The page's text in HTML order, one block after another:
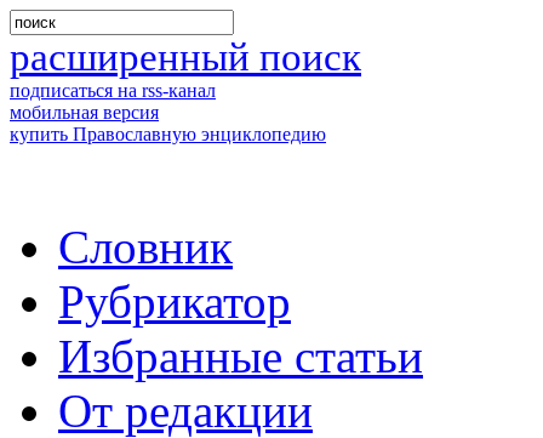
расширенный поиск
подписаться на rss-канал
мобильная версия
купить Православную энциклопедию
Словник
Рубрикатор
Избранные статьи
От редакции